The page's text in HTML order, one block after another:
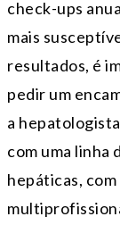
check-ups
mais
resultados, é
pedir um
a
com uma linha
hepáticas,